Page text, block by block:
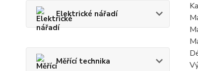
Elektrické nářadí
Měřící technika